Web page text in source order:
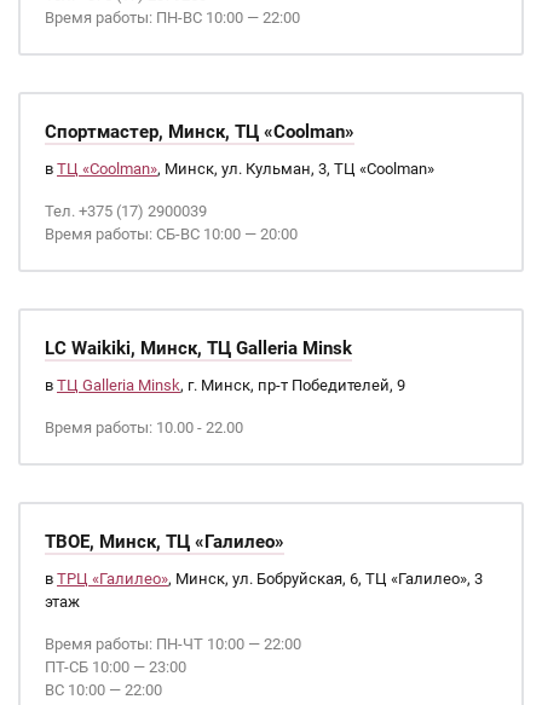
Время работы: ПН-ВС 10:00 — 22:00
Спортмастер, Минск, ТЦ «Coolman»
в ТЦ «Coolman», Минск, ул. Кульман, 3, ТЦ «Coolman»
Тел. +375 (17) 2900039
Время работы: СБ-ВС 10:00 — 20:00
LC Waikiki, Минск, ТЦ Galleria Minsk
в ТЦ Galleria Minsk, г. Минск, пр-т Победителей, 9
Время работы: 10.00 - 22.00
ТВОЕ, Минск, ТЦ «Галилео»
в ТРЦ «Галилео», Минск, ул. Бобруйская, 6, ТЦ «Галилео», 3
этаж
Время работы: ПН-ЧТ 10:00 — 22:00
ПТ-СБ 10:00 — 23:00
ВС 10:00 — 22:00